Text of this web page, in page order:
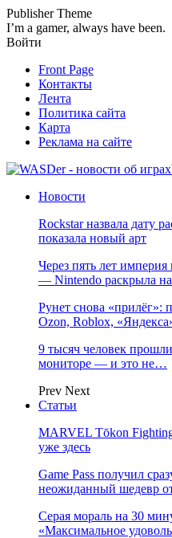
Publisher Theme
I’m a gamer, always have been.
Войти
Front Page
Контакты
Лента
Политика сайта
Карта
Реклама на сайте
Новости
Rockstar назвала дату
показала новый арт
Через пять лет империя
— Nintendo раскрыла
Рунет снова «прилёг»:
Ozon, Roblox,
9 тысяч человек
мониторе — и это не…
Prev Next
Статьи
MARVEL Tōkon
уже здесь
Game Pass получил
неожиданный шедевр
Серая мораль на 30
«Максимальное